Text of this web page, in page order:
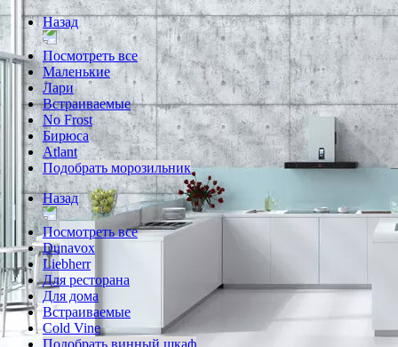
Назад
Посмотреть все
Маленькие
Лари
Встраиваемые
No Frost
Бирюса
Atlant
Подобрать морозильник
Назад
Посмотреть все
Dunavox
Liebherr
Для ресторана
Для дома
Встраиваемые
Cold Vine
Подобрать винный шкаф